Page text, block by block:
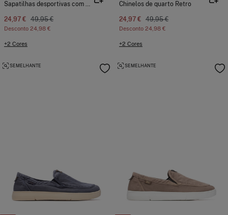
Sapatilhas desportivas com amortecimento
24,97 € 49,95 €
Desconto 24,98 €
+2 Cores
Chinelos de quarto Retro
24,97 € 49,95 €
Desconto 24,98 €
+2 Cores
SEMELHANTE SEMELHANTE